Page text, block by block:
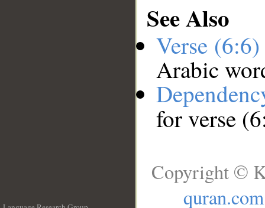
See Also
Verse
Arabic
for verse
Copyright ©
quran.com